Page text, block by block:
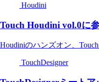
Houdini
Touch Houdini vol.0に
Houdiniのハンズオン、
TouchDesigner